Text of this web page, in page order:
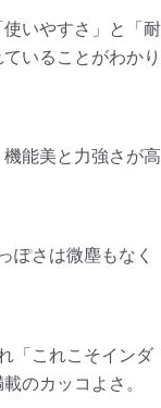
いやすさ」と「耐
いることがわかり
能美と力強さが高
ぽさは微塵もなく
「これこそインダ
のカッコよさ。